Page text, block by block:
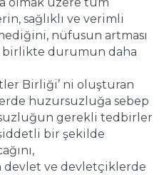
olmak üzere tüm
sağlıklı ve verimli
nüfusun artması
birlikte durumun daha
Birliği’ ni oluşturan
huzursuzluğa sebep
gerekli tedbirler
bir şekilde
devlet ve devletçiklerde